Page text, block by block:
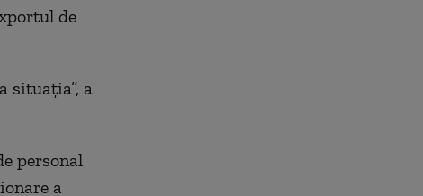
de
situaţia”, a
personal
a